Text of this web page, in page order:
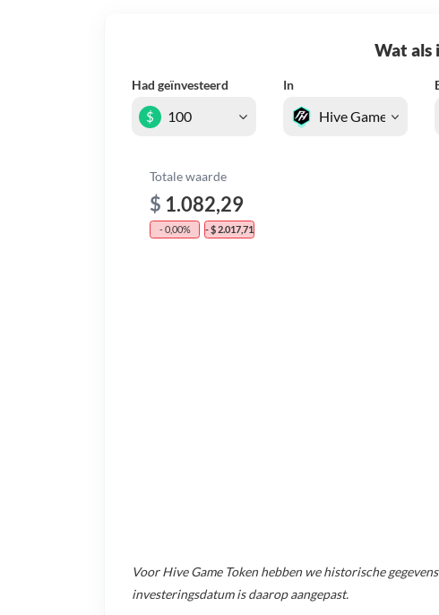
Wat als
Had geïnvesteerd In
$
Totale waarde
$ 1.082,29
- 0,00% - $ 2.017,71
VoorHive Game Tokenhebben we historische
investeringsdatum is daarop aangepast.